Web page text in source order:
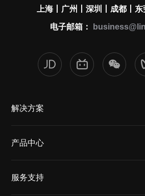
上海丨广州丨深圳丨成都丨
电子邮箱：
解决方案
产品中心
服务支持